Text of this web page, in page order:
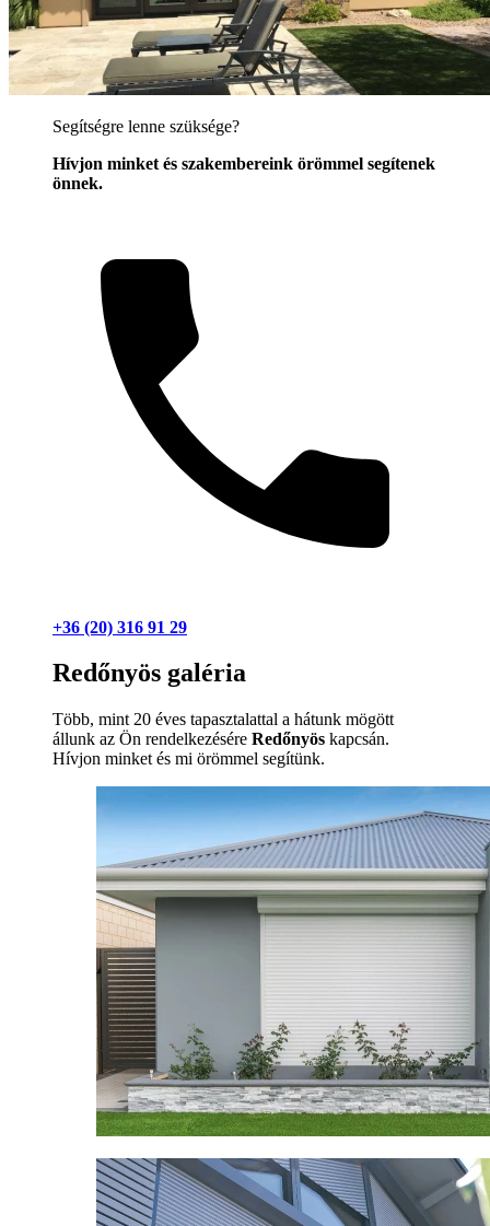
Segítségre lenne szüksége?
Hívjon minket és szakembereink örömmel segítenek
önnek.
+36 (20) 316 91 29
Redőnyös galéria
Több, mint 20 éves tapasztalattal a hátunk mögött
állunk az Ön rendelkezésére Redőnyös kapcsán.
Hívjon minket és mi örömmel segítünk.